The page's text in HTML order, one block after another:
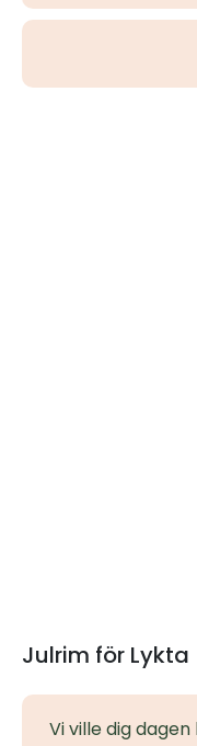
Julrim för Lykta
Vi ville dig